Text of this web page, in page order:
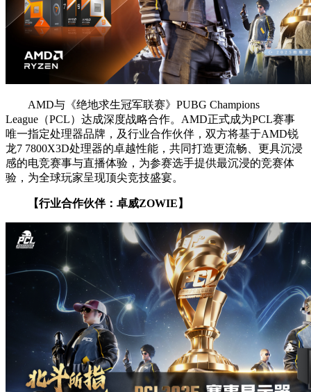
AMD与《绝地求生冠军联赛》PUBG Champions
League（PCL）达成深度战略合作。AMD正式成为PCL赛事
唯一指定处理器品牌，及行业合作伙伴，双方将基于AMD锐
龙7 7800X3D处理器的卓越性能，共同打造更流畅、更具沉浸
感的电竞赛事与直播体验，为参赛选手提供最沉浸的竞赛体
验，为全球玩家呈现顶尖竞技盛宴。
【行业合作伙伴：卓威ZOWIE】